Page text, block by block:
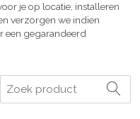
je op locatie, installeren
verzorgen we indien
een gegarandeerd
Zoeken